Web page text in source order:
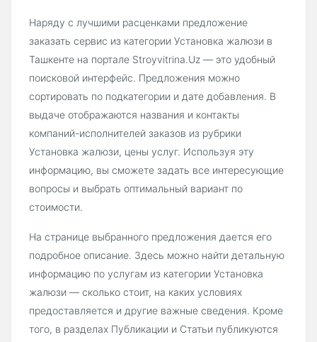
Наряду с лучшими расценками предложение
заказать сервис из категории Установка жалюзи в
Ташкенте на портале Stroyvitrina.Uz — это удобный
поисковой интерфейс. Предложения можно
сортировать по подкатегории и дате добавления. В
выдаче отображаются названия и контакты
компаний-исполнителей заказов из рубрики
Установка жалюзи, цены услуг. Используя эту
информацию, вы сможете задать все интересующие
вопросы и выбрать оптимальный вариант по
стоимости.
На странице выбранного предложения дается его
подробное описание. Здесь можно найти детальную
информацию по услугам из категории Установка
жалюзи — сколько стоит, на каких условиях
предоставляется и другие важные сведения. Кроме
того, в разделах Публикации и Статьи публикуются